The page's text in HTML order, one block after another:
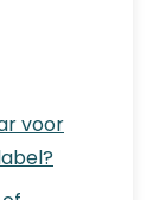
voor